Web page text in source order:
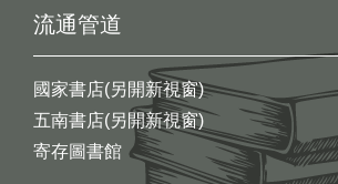
流通管道
國家書店(另開新視窗)
五南書店(另開新視窗)
寄存圖書館